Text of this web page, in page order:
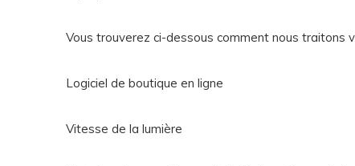
Vous trouverez ci-dessous comment nous traitons
Logiciel de boutique en ligne
Vitesse de la lumière